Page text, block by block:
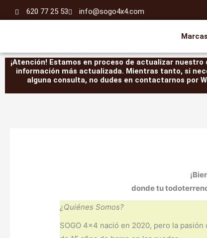
al
620 77 25 53 info@sogo4x4.com
Marcas
¡Atención! Estamos en proceso de actualizar
información más actualizada. Mientras tanto, si
alguna consulta, no dudes en contactarnos por
donde tu
¿Quiénes Somos?
SOGO 4×4 nació en 2020, pero la